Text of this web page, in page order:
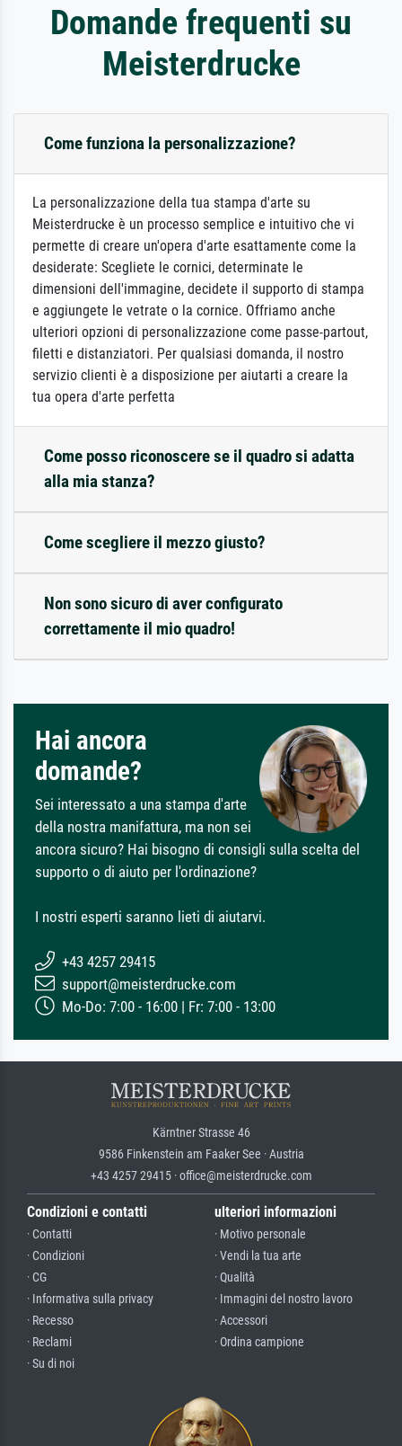
Domande frequenti su
Meisterdrucke
Come funziona la personalizzazione?
La personalizzazione della tua stampa d'arte su
Meisterdrucke è un processo semplice e intuitivo che vi
permette di creare un'opera d'arte esattamente come la
desiderate: Scegliete le cornici, determinate le
dimensioni dell'immagine, decidete il supporto di stampa
e aggiungete le vetrate o la cornice. Offriamo anche
ulteriori opzioni di personalizzazione come passe-partout,
filetti e distanziatori. Per qualsiasi domanda, il nostro
servizio clienti è a disposizione per aiutarti a creare la
tua opera d'arte perfetta
Come posso riconoscere se il quadro si adatta
alla mia stanza?
Come scegliere il mezzo giusto?
Non sono sicuro di aver configurato
correttamente il mio quadro!
Hai ancora
domande?
Sei interessato a una stampa d'arte
della nostra manifattura, ma non sei
ancora sicuro? Hai bisogno di consigli sulla scelta del
supporto o di aiuto per l'ordinazione?
I nostri esperti saranno lieti di aiutarvi.
+43 4257 29415
support@meisterdrucke.com
Mo-Do: 7:00 - 16:00 | Fr: 7:00 - 13:00
Kärntner Strasse 46
9586 Finkenstein am Faaker See · Austria
+43 4257 29415 · office@meisterdrucke.com
Condizioni e contatti
· Contatti
· Condizioni
· CG
· Informativa sulla privacy
· Recesso
· Reclami
· Su di noi
ulteriori informazioni
· Motivo personale
· Vendi la tua arte
· Qualità
· Immagini del nostro lavoro
· Accessori
· Ordina campione